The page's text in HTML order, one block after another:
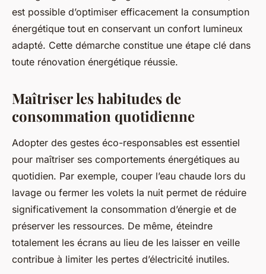
est possible d’optimiser efficacement la consumption
énergétique tout en conservant un confort lumineux
adapté. Cette démarche constitue une étape clé dans
toute rénovation énergétique réussie.
Maîtriser les habitudes de
consommation quotidienne
Adopter des gestes éco-responsables est essentiel
pour maîtriser ses comportements énergétiques au
quotidien. Par exemple, couper l’eau chaude lors du
lavage ou fermer les volets la nuit permet de réduire
significativement la consommation d’énergie et de
préserver les ressources. De même, éteindre
totalement les écrans au lieu de les laisser en veille
contribue à limiter les pertes d’électricité inutiles.